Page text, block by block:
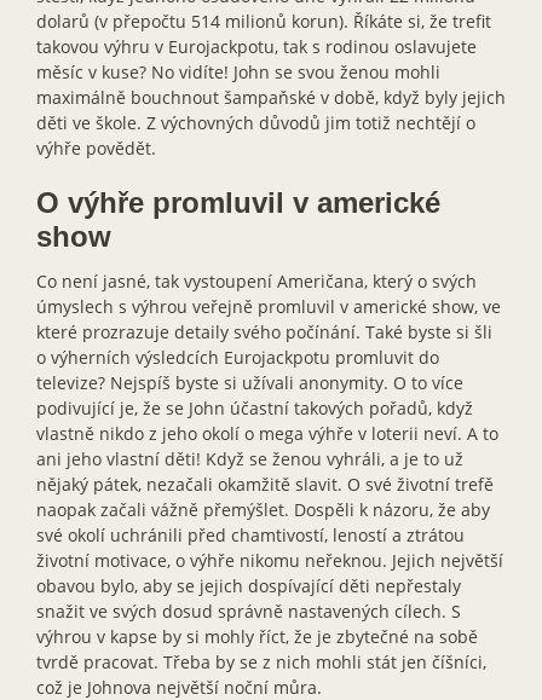
dolarů (v přepočtu 514 milionů korun). Říkáte si, že trefit
takovou výhru v Eurojackpotu, tak s rodinou oslavujete
měsíc v kuse? No vidíte! John se svou ženou mohli
maximálně bouchnout šampaňské v době, když byly jejich
děti ve škole. Z výchovných důvodů jim totiž nechtějí o
výhře povědět.
O výhře promluvil v americké
show
Co není jasné, tak vystoupení Američana, který o svých
úmyslech s výhrou veřejně promluvil v americké show, ve
které prozrazuje detaily svého počínání. Také byste si šli
o výherních výsledcích Eurojackpotu promluvit do
televize? Nejspíš byste si užívali anonymity. O to více
podivující je, že se John účastní takových pořadů, když
vlastně nikdo z jeho okolí o mega výhře v loterii neví. A to
ani jeho vlastní děti! Když se ženou vyhráli, a je to už
nějaký pátek, nezačali okamžitě slavit. O své životní trefě
naopak začali vážně přemýšlet. Dospěli k názoru, že aby
své okolí uchránili před chamtivostí, leností a ztrátou
životní motivace, o výhře nikomu neřeknou. Jejich největší
obavou bylo, aby se jejich dospívající děti nepřestaly
snažit ve svých dosud správně nastavených cílech. S
výhrou v kapse by si mohly říct, že je zbytečné na sobě
tvrdě pracovat. Třeba by se z nich mohli stát jen číšníci,
což je Johnova největší noční můra.